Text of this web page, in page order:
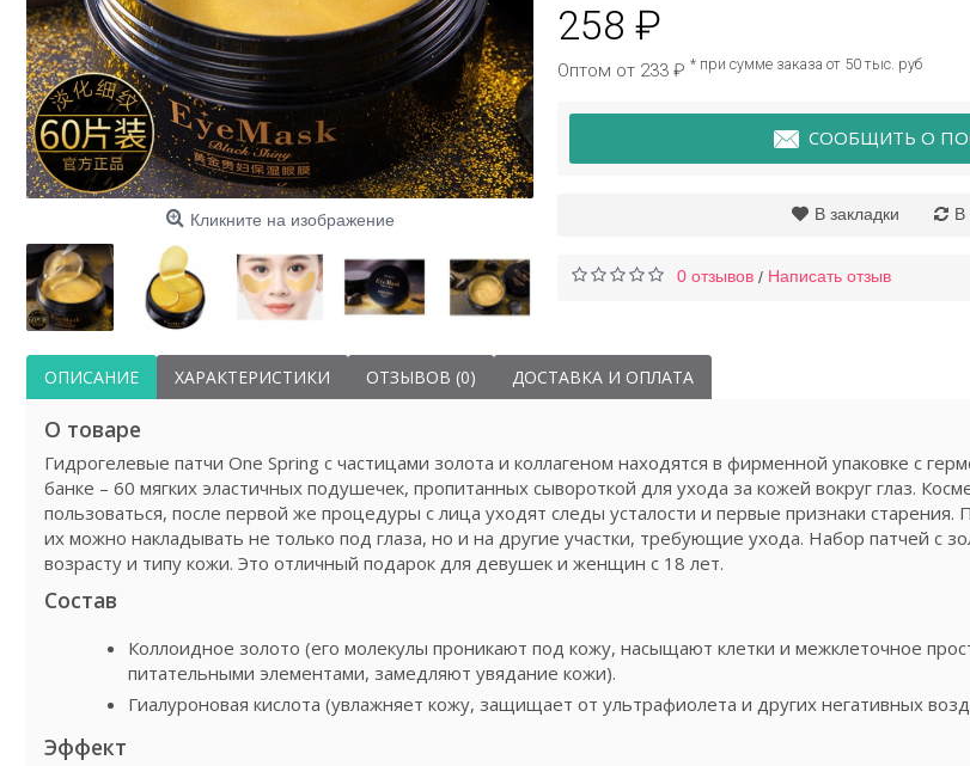
218 ₽
Кликните на изображение
258 ₽
Оптом от 233 ₽ * при сумме заказа от 50 тыс. руб
СООБЩИТЬ О
В закладки В
0 отзывов / Написать отзыв
ОПИСАНИЕ ХАРАКТЕРИСТИКИ ОТЗЫВОВ (0) ДОСТАВКА И ОПЛАТА
О товаре
Гидрогелевые патчи One Spring с частицами золота и коллагеном находятся в фирменной упаковке с
банке – 60 мягких эластичных подушечек, пропитанных сывороткой для ухода за кожей вокруг глаз.
пользоваться, после первой же процедуры с лица уходят следы усталости и первые признаки
их можно накладывать не только под глаза, но и на другие участки, требующие ухода. Набор патчей с
возрасту и типу кожи. Это отличный подарок для девушек и женщин с 18 лет.
Состав
Коллоидное золото (его молекулы проникают под кожу, насыщают клетки и межклеточное
питательными элементами, замедляют увядание кожи).
Гиалуроновая кислота (увлажняет кожу, защищает от ультрафиолета и других негативных
Эффект